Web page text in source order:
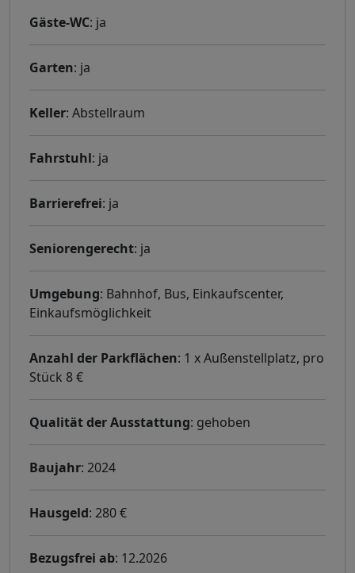
Gäste-WC: ja
Garten: ja
Keller: Abstellraum
Fahrstuhl: ja
Barrierefrei: ja
Seniorengerecht: ja
Umgebung: Bahnhof, Bus, Einkaufscenter,
Einkaufsmöglichkeit
Anzahl der Parkflächen: 1 x Außenstellplatz, pro
Stück 8 €
Qualität der Ausstattung: gehoben
Baujahr: 2024
Hausgeld: 280 €
Bezugsfrei ab: 12.2026